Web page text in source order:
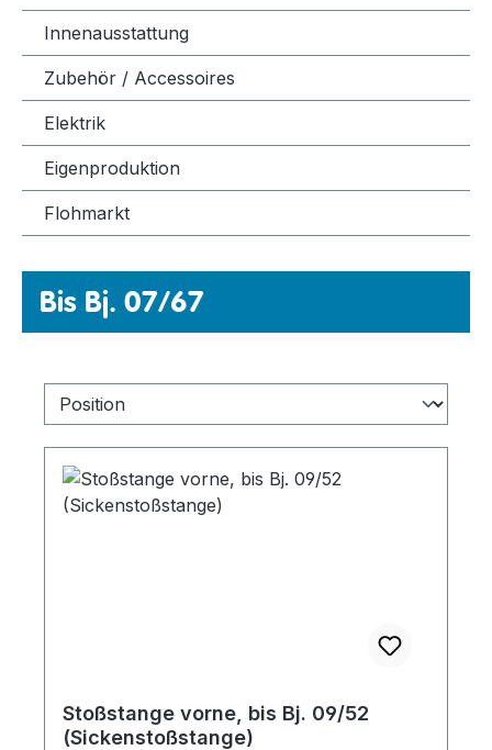
Innenausstattung
Zubehör / Accessoires
Elektrik
Eigenproduktion
Flohmarkt
Bis Bj. 07/67
Stoßstange vorne, bis Bj. 09/52
(Sickenstoßstange)